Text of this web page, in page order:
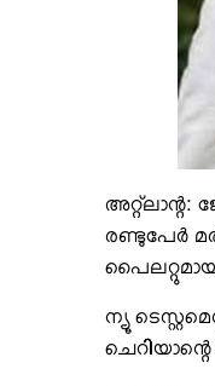
രണ്ടുപേര്‍
ന്യൂ